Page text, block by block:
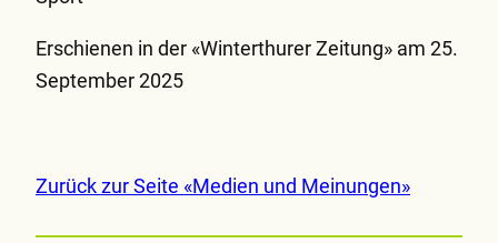
Erschienen in der «Winterthurer Zeitung» am 25.
September 2025
Zurück zur Seite «Medien und Meinungen»